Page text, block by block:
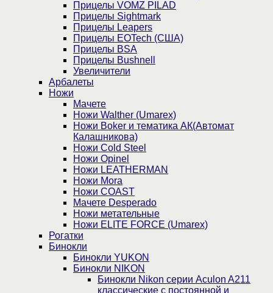
Прицелы VOMZ PILAD
Прицелы Sightmark
Прицелы Leapers
Прицелы EOTech (США)
Прицелы BSA
Прицелы Bushnell
Увеличители
Арбалеты
Ножи
Мачете
Ножи Walther (Umarex)
Ножи Boker и тематика АК(Автомат
Калашникова)
Ножи Cold Steel
Ножи Opinel
Ножи LEATHERMAN
Ножи Mora
Ножи COAST
Мачете Desperado
Ножи метательные
Ножи ELITE FORCE (Umarex)
Рогатки
Бинокли
Бинокли YUKON
Бинокли NIKON
Бинокли Nikon серии Aculon A211
классические с постоянной и